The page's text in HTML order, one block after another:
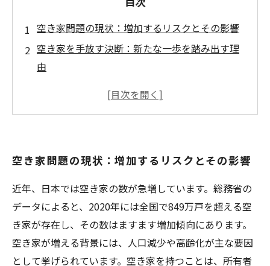
空き家問題の現状：増加するリスクとその影響
空き家を手放す決断：新たな一歩を踏み出す理
由
空き家売却の基本知識：成功への第一歩
新たなスタートを切るために：空き家売却の成
功事例まとめ
空き家問題の現状：増加するリスクとその影響
近年、日本では空き家の数が急増しています。総務省の
データによると、2020年には全国で849万戸を超える空
き家が存在し、その数はますます増加傾向にあります。
空き家が増える背景には、人口減少や高齢化が主な要因
として挙げられています。空き家を持つことは、所有者